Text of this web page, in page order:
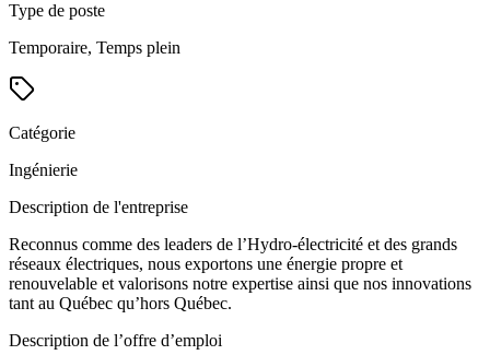
Type de poste
Temporaire, Temps plein
Catégorie
Ingénierie
Description de l'entreprise
Reconnus comme des leaders de l’Hydro-électricité et des grands
réseaux électriques, nous exportons une énergie propre et
renouvelable et valorisons notre expertise ainsi que nos innovations
tant au Québec qu’hors Québec.
Description de l’offre d’emploi